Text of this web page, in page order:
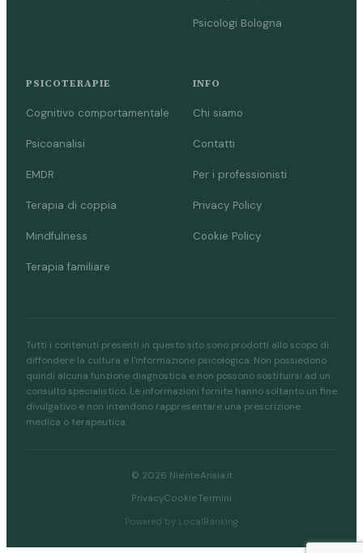
Psicologi Bologna
PSICOTERAPIE
Cognitivo comportamentale
Psicoanalisi
EMDR
Terapia di coppia
Mindfulness
Terapia familiare
INFO
Chi siamo
Contatti
Per i professionisti
Privacy Policy
Cookie Policy
Tutti i contenuti presenti in questo sito sono prodotti allo scopo di
diffondere la cultura e l'informazione psicologica. Non possiedono
quindi alcuna funzione diagnostica e non possono sostituirsi ad un
consulto specialistico. Le informazioni fornite hanno soltanto un fine
divulgativo e non intendono rappresentare una prescrizione
medica o terapeutica.
© 2026 NienteAnsia.it
PrivacyCookieTermini
Powered by LocalRanking